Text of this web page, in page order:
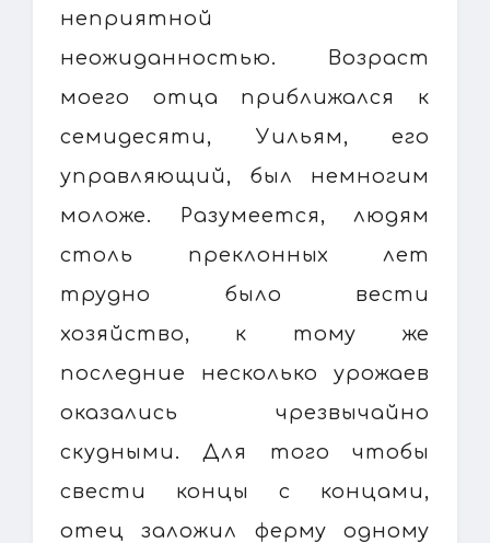
неприятной
неожиданностью. Возраст
моего отца приближался к
семидесяти, Уильям, его
управляющий, был немногим
моложе. Разумеется, людям
столь преклонных лет
трудно было вести
хозяйство, к тому же
последние несколько урожаев
оказались чрезвычайно
скудными. Для того чтобы
свести концы с концами,
отец заложил ферму одному